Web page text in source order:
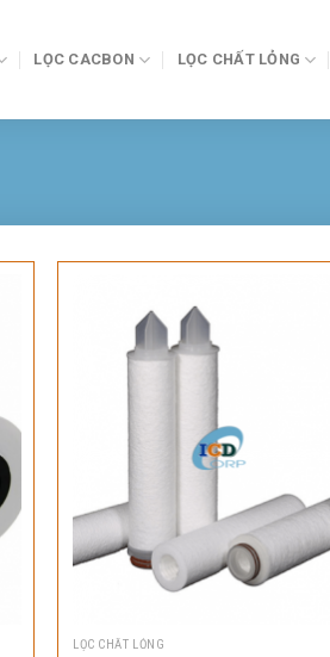
LỌC CACBON LỌC CHẤT LỎNG
LỌC CHẤT LỎNG